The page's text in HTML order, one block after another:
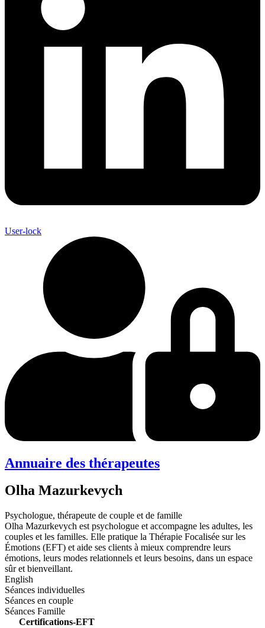
User-lock
Annuaire des thérapeutes
Olha Mazurkevych
Psychologue, thérapeute de couple et de famille
Olha Mazurkevych est psychologue et accompagne les adultes, les
couples et les familles. Elle pratique la Thérapie Focalisée sur les
Émotions (EFT) et aide ses clients à mieux comprendre leurs
émotions, leurs modes relationnels et leurs besoins, dans un espace
sûr et bienveillant.
English
Séances individuelles
Séances en couple
Séances Famille
Certifications-EFT